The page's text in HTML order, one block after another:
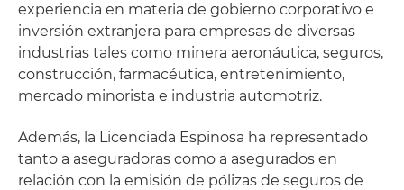
experiencia en materia de gobierno corporativo e
inversión extranjera para empresas de diversas
industrias tales como minera aeronáutica, seguros,
construcción, farmacéutica, entretenimiento,
mercado minorista e industria automotriz.
Además, la Licenciada Espinosa ha representado
tanto a aseguradoras como a asegurados en
relación con la emisión de pólizas de seguros de